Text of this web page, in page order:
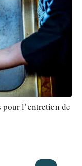
l’entretien de